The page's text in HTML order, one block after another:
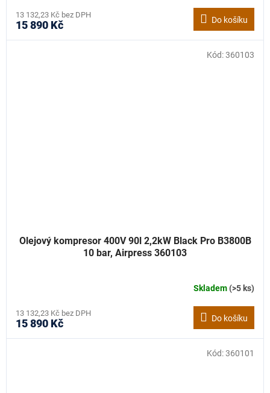
13 132,23 Kč bez DPH
15 890 Kč Do košíku
Olejový kompresor 400V 90l 2,2kW Black Pro B3800B
10 bar, Airpress 360103
Skladem(>5 ks)
13 132,23 Kč bez DPH
15 890 Kč Do košíku
Kód:360103
Kód:360101